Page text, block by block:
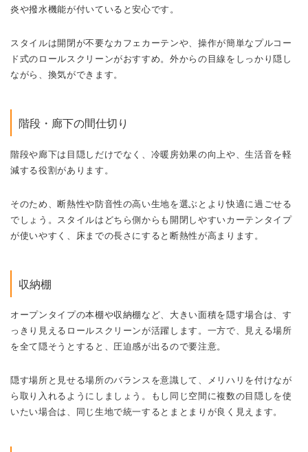
炎や撥水機能が付いていると安心です。
スタイルは開閉が不要なカフェカーテンや、操作が簡単なプルコー
ド式のロールスクリーンがおすすめ。外からの目線をしっかり隠し
ながら、換気ができます。
階段・廊下の間仕切り
階段や廊下は目隠しだけでなく、冷暖房効果の向上や、生活音を軽
減する役割があります。
そのため、断熱性や防音性の高い生地を選ぶとより快適に過ごせる
でしょう。スタイルはどちら側からも開閉しやすいカーテンタイプ
が使いやすく、床までの長さにすると断熱性が高まります。
収納棚
オープンタイプの本棚や収納棚など、大きい面積を隠す場合は、す
っきり見えるロールスクリーンが活躍します。一方で、見える場所
を全て隠そうとすると、圧迫感が出るので要注意。
隠す場所と見せる場所のバランスを意識して、メリハリを付けなが
ら取り入れるようにしましょう。もし同じ空間に複数の目隠しを使
いたい場合は、同じ生地で統一するとまとまりが良く見えます。